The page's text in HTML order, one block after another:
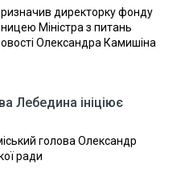
директорку фонду
Міністра з питань
Олександра Камишіна
Лебедина ініціює
голова Олександр
ради